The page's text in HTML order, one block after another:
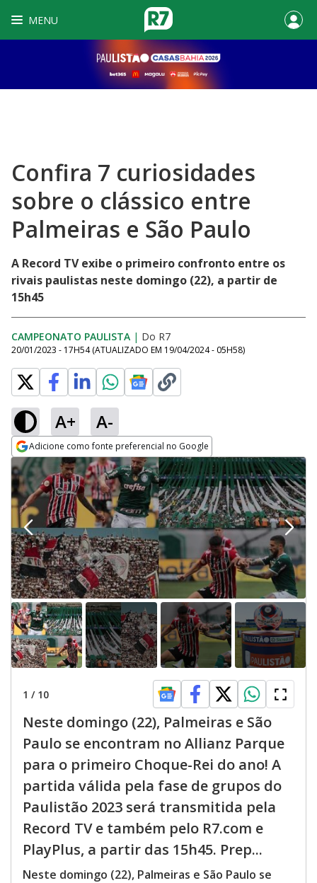
MENU
Confira 7 curiosidades
sobre o clássico entre
Palmeiras e São Paulo
A Record TV exibe o primeiro confronto entre os
rivais paulistas neste domingo (22), a partir de
15h45
CAMPEONATO PAULISTA | Do R7
20/01/2023 - 17H54 (ATUALIZADO EM 19/04/2024 - 05H58)
A+ A-
Adicione como fonte preferencial no Google
Opens in new window
1 / 10
Neste domingo (22), Palmeiras e São
Paulo se encontram no Allianz Parque
para o primeiro Choque-Rei do ano! A
partida válida pela fase de grupos do
Paulistão 2023 será transmitida pela
Record TV e também pelo R7.com e
PlayPlus, a partir das 15h45. Prep...
Neste domingo (22), Palmeiras e São Paulo se